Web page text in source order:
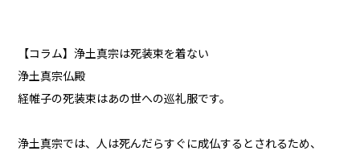
【コラム】浄土真宗は死装束を着ない
浄土真宗仏殿
経帷子の死装束はあの世への巡礼服です。
浄土真宗では、人は死んだらすぐに成仏するとされるため、